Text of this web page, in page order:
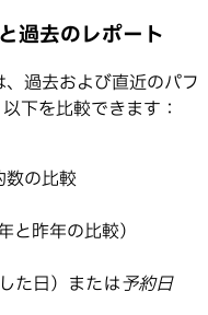
過去のレポート
過去および直近のパフ
下を比較できます：
の比較
と昨年の比較）
た日）または予約日